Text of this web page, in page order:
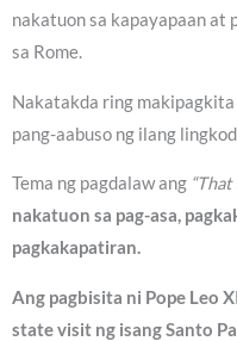
nakatuon sa kapayapaan at
sa Rome.
Nakatakda ring makipagkita
pang-aabuso ng ilang
Tema ng pagdalaw ang
nakatuon sa pag-asa,
pagkakapatiran.
Ang pagbisita ni Pope Leo
state visit ng isang Santo